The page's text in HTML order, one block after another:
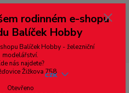
a jiných zemí, pokud chcete platit v eurech
pro přepočet měny - pravý horní roh ---
důvodu zásilku nevyzvednete, bude po
platbou za poštovné, v opačném
přidán na blacklist a rušeny následující
objednávky.
CZK
rodinném e-shopu
Balíček Hobby
Balíček Hobby - železniční
modelářství.
nás najdete?
Žižkova 758
Otevřeno